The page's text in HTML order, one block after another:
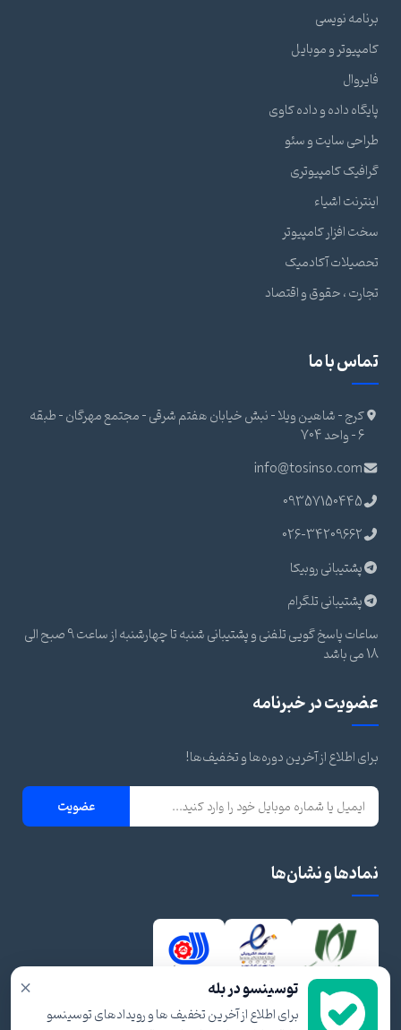
برنامه نویسی
کامپیوتر و موبایل
فایروال
پایگاه داده و داده کاوی
طراحی سایت و سئو
گرافیک کامپیوتری
اینترنت اشیاء
سخت افزار کامپیوتر
تحصیلات آکادمیک
تجارت ، حقوق و اقتصاد
تماس با ما
کرج - شاهین ویلا - نبش خیابان هفتم شرقی - مجتمع مهرگان - طبقه
6 - واحد 704
info@tosinso.com
09357150445
026-34209662
پشتیبانی روبیکا
پشتیبانی تلگرام
ساعات پاسخ گویی تلفنی و پشتیبانی شنبه تا چهارشنبه از ساعت 9 صبح الی
18 می باشد
عضویت در خبرنامه
برای اطلاع از آخرین دوره‌ها و تخفیف‌ها!
عضویت
نمادها و نشان‌ها
× توسینسو در بله
برای اطلاع از آخرین تخفیف ها و رویدادهای توسینسو